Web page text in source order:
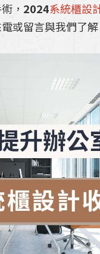
， 2024系統櫃設
或留言與我們了解